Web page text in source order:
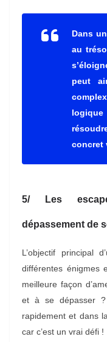
Dans
au
peut
concret
5/ Les
dépassement de
L’objectif principal
différentes énigmes
meilleure façon
et à se dépasser ?
rapidement et dans
car c’est un vrai défi !